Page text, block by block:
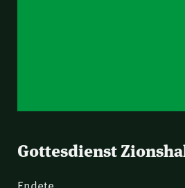
Gottesdienst